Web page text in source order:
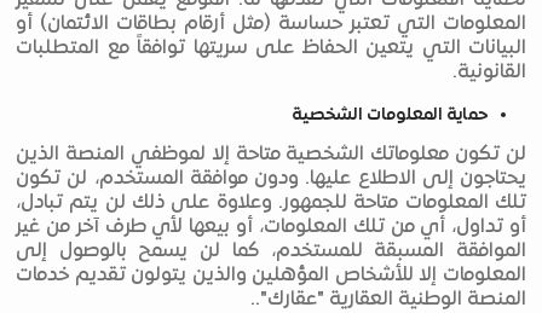
المعلومات التي تعتبر حساسة (مثل أرقام بطاقات الائتمان) أو
البيانات التي يتعين الحفاظ على سريتها توافقاً مع المتطلبات
القانونية.
حماية المعلومات الشخصية
لن تكون معلوماتك الشخصية متاحة إلا لموظفي المنصة الذين
يحتاجون إلى الاطلاع عليها. ودون موافقة المستخدم، لن تكون
تلك المعلومات متاحة للجمهور. وعلاوة على ذلك لن يتم تبادل،
أو تداول، أي من تلك المعلومات، أو بيعها لأي طرف آخر من غير
الموافقة المسبقة للمستخدم، كما لن يسمح بالوصول إلى
المعلومات إلا للأشخاص المؤهلين والذين يتولون تقديم خدمات
المنصة الوطنية العقارية "عقارك"..